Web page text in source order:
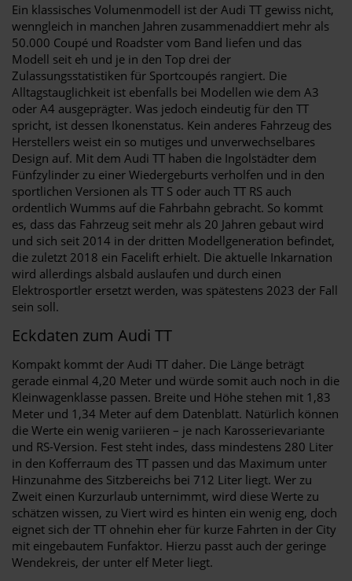
Ein klassisches Volumenmodell ist der Audi TT gewiss nicht,
wenngleich in manchen Jahren zusammenaddiert mehr als
50.000 Coupé und Roadster vom Band liefen und das
Modell seit eh und je in den Top drei der
Zulassungsstatistiken für Sportcoupés rangiert. Die
Alltagstauglichkeit ist ebenfalls bei Modellen wie dem A3
oder A4 ausgeprägter. Was jedoch eindeutig für den TT
spricht, ist dessen Ikonenstatus. Kein anderes Fahrzeug des
Herstellers weist ein so mutiges und unverwechselbares
Design auf. Mit dem Audi TT haben die Ingolstädter dem
Fünfzylinder zu einer Wiedergeburts verholfen und in den
sportlichen Versionen als TT S oder auch TT RS auch
ordentlich Wumms auf die Fahrbahn gebracht. So kommt
es, dass das Fahrzeug seit mehr als 20 Jahren gebaut wird
und sich seit 2014 in der dritten Modellgeneration befindet,
die zuletzt 2018 ein Facelift erhielt. Die aktuelle Inkarnation
wird allerdings alsbald auslaufen und durch einen
Elektrosportler ersetzt werden, was spätestens 2023 der Fall
sein soll.
Eckdaten zum Audi TT
Kompakt kommt der Audi TT daher. Die Länge beträgt
gerade einmal 4,20 Meter und würde somit auch noch in die
Kleinwagenklasse passen. Breite und Höhe stehen mit 1,83
Meter und 1,34 Meter auf dem Datenblatt. Natürlich können
die Werte ein wenig variieren – je nach Karosserievariante
und RS-Version. Fest steht indes, dass mindestens 280 Liter
in den Kofferraum des TT passen und das Maximum unter
Hinzunahme des Sitzbereichs bei 712 Liter liegt. Wer zu
Zweit einen Kurzurlaub unternimmt, wird diese Werte zu
schätzen wissen, zu Viert wird es hinten ein wenig eng, doch
eignet sich der TT ohnehin eher für kurze Fahrten in der City
mit eingebautem Funfaktor. Hierzu passt auch der geringe
Wendekreis, der unter elf Meter liegt.